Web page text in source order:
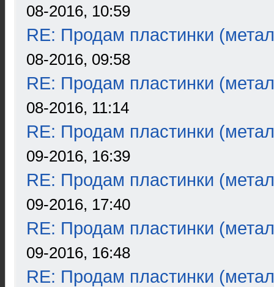
08-2016, 10:59
RE: Продам пластинки
08-2016, 09:58
RE: Продам пластинки
08-2016, 11:14
RE: Продам пластинки
09-2016, 16:39
RE: Продам пластинки
09-2016, 17:40
RE: Продам пластинки
09-2016, 16:48
RE: Продам пластинки